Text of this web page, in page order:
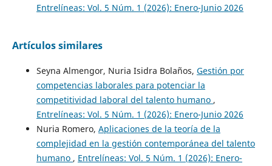
Entrelíneas: Vol. 5 Núm. 1 (2026): Enero-Junio 2026
Artículos similares
Seyna Almengor, Nuria Isidra Bolaños, Gestión por
competencias laborales para potenciar la
competitividad laboral del talento humano ,
Entrelíneas: Vol. 5 Núm. 1 (2026): Enero-Junio 2026
Nuria Romero, Aplicaciones de la teoría de la
complejidad en la gestión contemporánea del talento
humano , Entrelíneas: Vol. 5 Núm. 1 (2026): Enero-